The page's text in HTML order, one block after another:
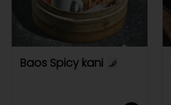
Baos Spicy kani